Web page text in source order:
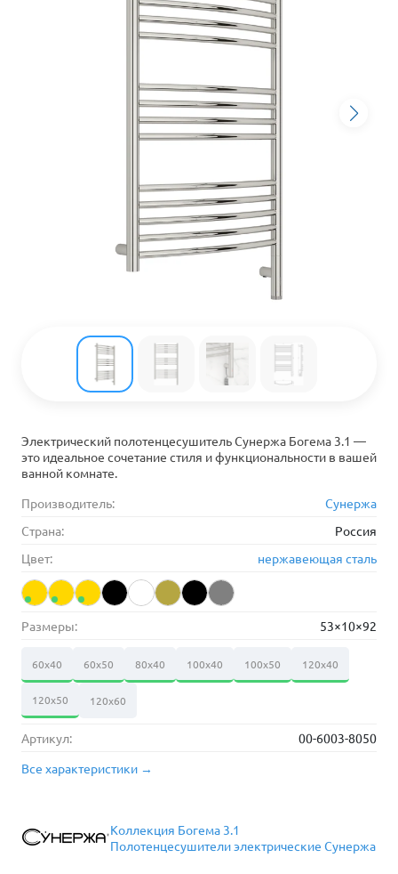
Электрический полотенцесушитель Сунержа Богема 3.1 —
это идеальное сочетание стиля и функциональности в вашей
ванной комнате.
Производитель:
Сунержа
Страна:
Россия
Цвет:
нержавеющая сталь
Размеры: 53×10×92
60х40 60х50 80х40 100х40 100х50 120х40
120х50 120х60
Артикул:
00-6003-8050
Все характеристики →
Коллекция Богема 3.1
Полотенцесушители электрические Сунержа